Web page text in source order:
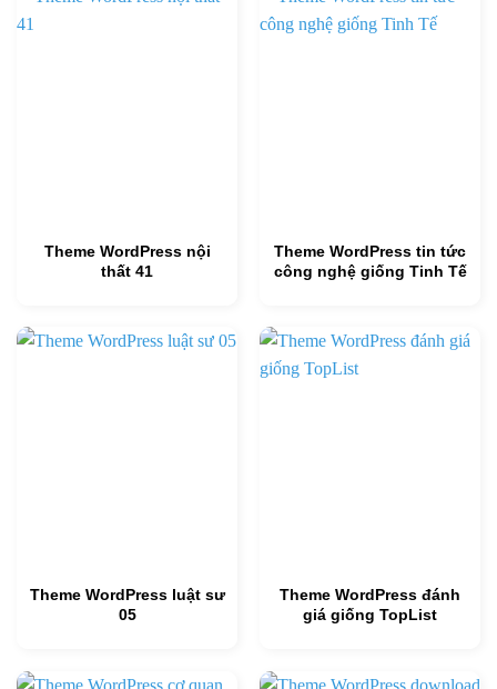
Theme WordPress nội
thất 41
Theme WordPress tin tức
công nghệ giống Tinh Tế
Theme WordPress luật sư
05
Theme WordPress đánh
giá giống TopList